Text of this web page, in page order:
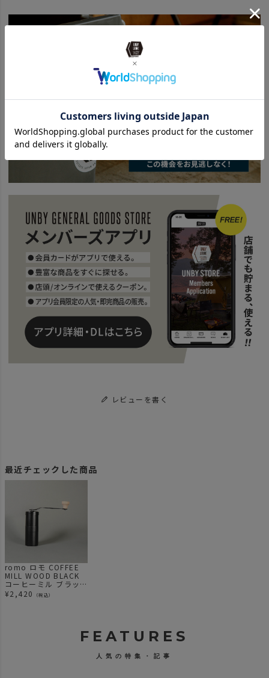
BRAND UNBY SELECT ETC. - その他
romo ロモ
U-3,000円のキャンプ小物５選
レビューを書く
最近チェックした商品
romo ロモ COFFEE
MILL WOOD BLACK
コーヒーミル ブラッ
ク
¥2,420 （税込）
FEATURES
人気の特集・記事